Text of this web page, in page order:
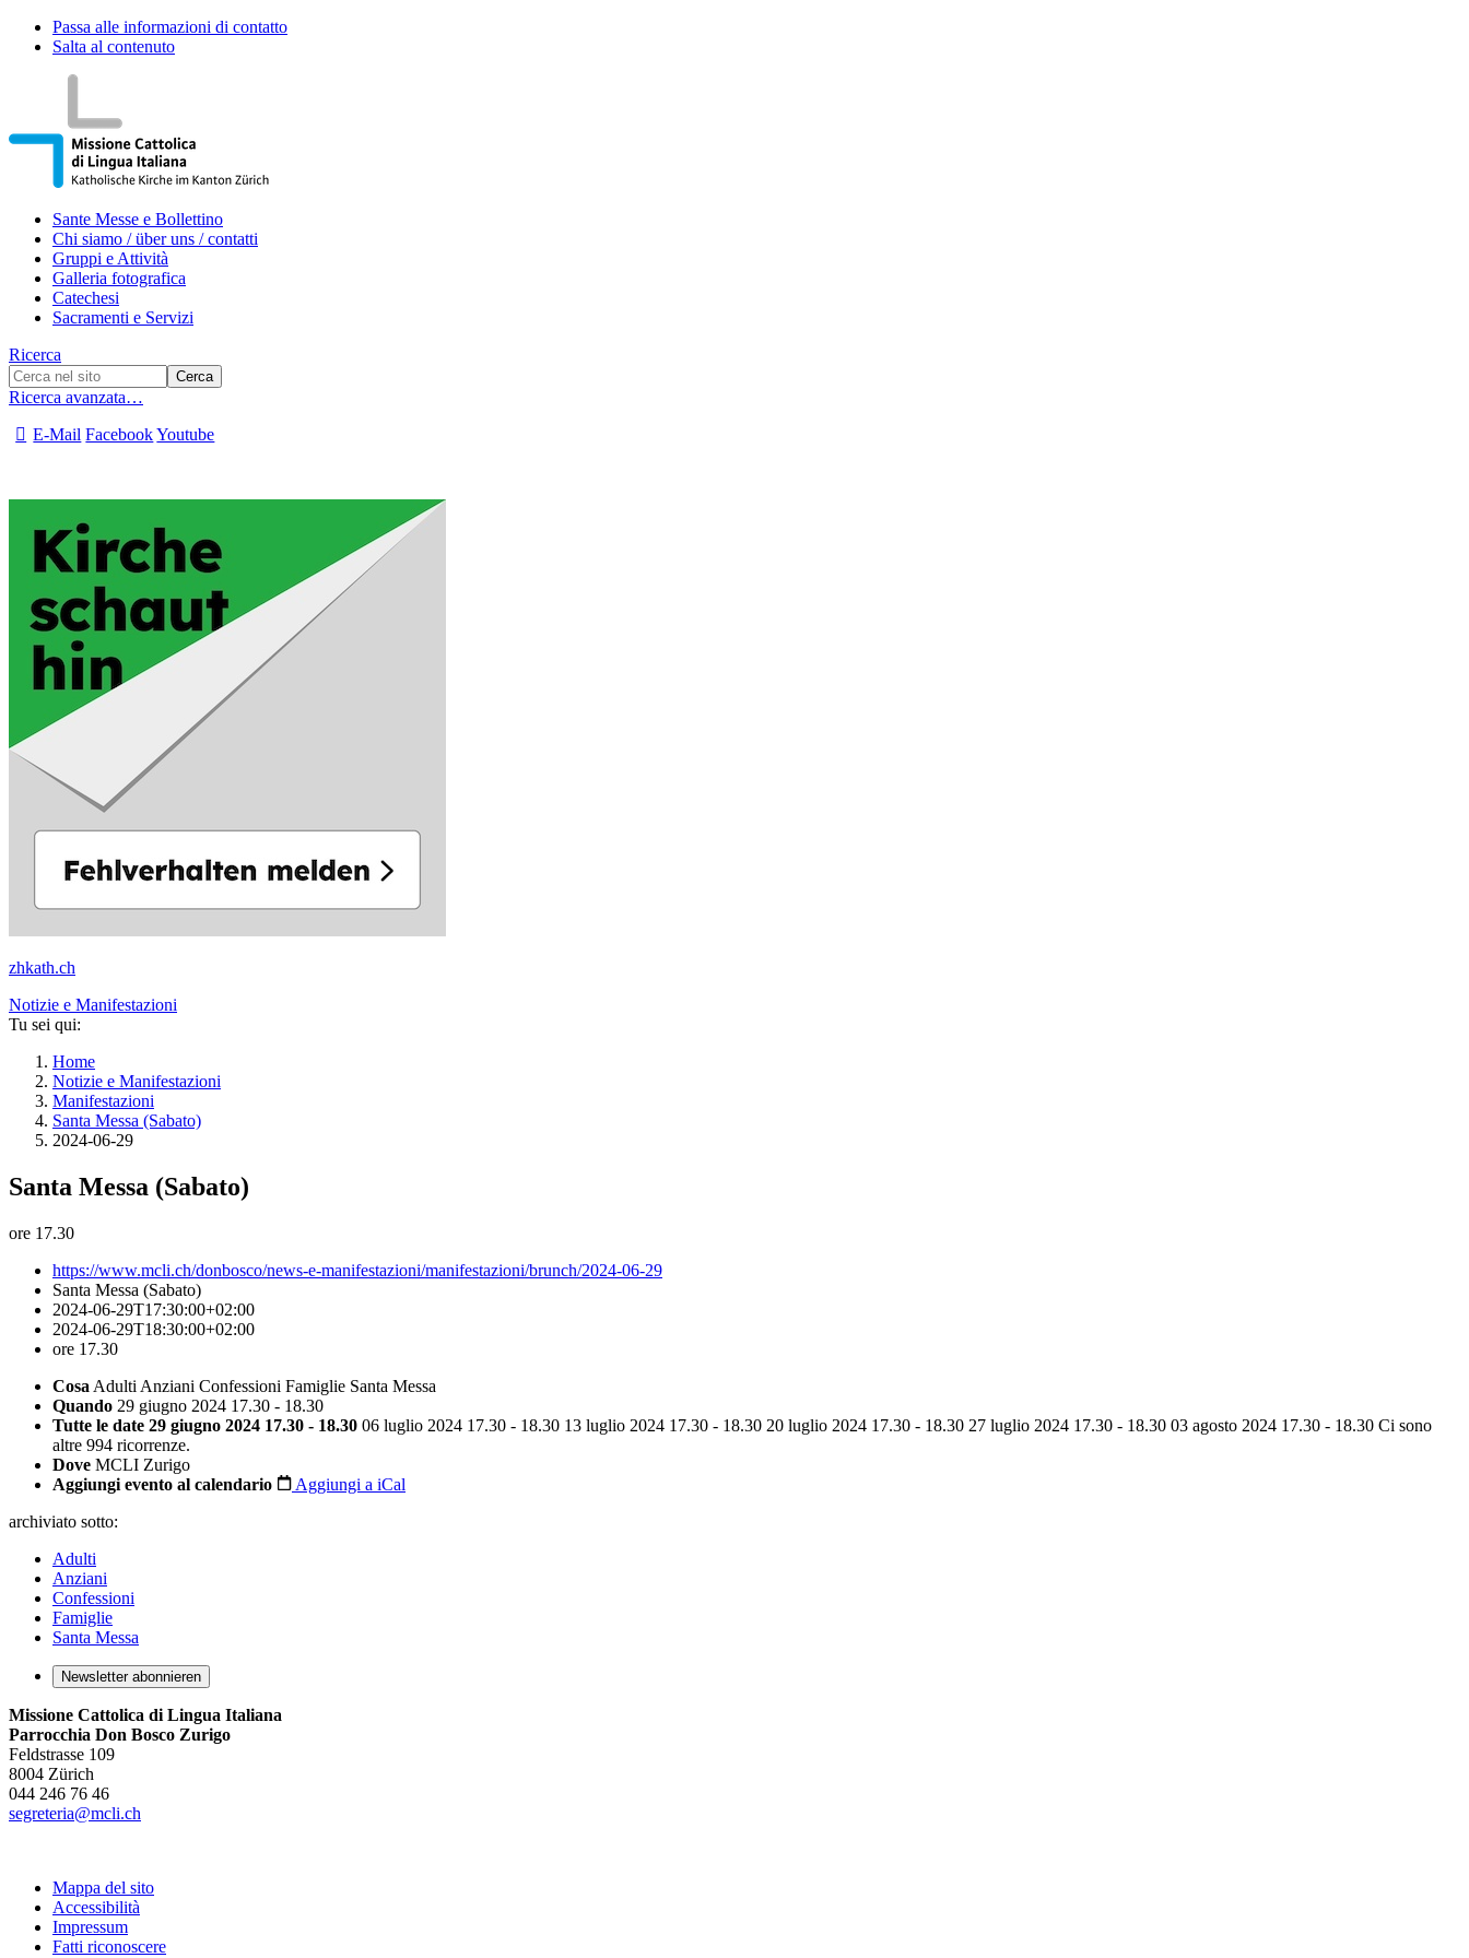
Passa alle informazioni di contatto
Salta al contenuto
Sante Messe e Bollettino
Chi siamo / über uns / contatti
Gruppi e Attività
Galleria fotografica
Catechesi
Sacramenti e Servizi
Ricerca
Ricerca avanzata…
E-Mail FacebookYoutube
zhkath.ch
Notizie e Manifestazioni
Tu sei qui:
Home
Notizie e Manifestazioni
Manifestazioni
Santa Messa (Sabato)
2024-06-29
Santa Messa (Sabato)
ore 17.30
https://www.mcli.ch/donbosco/news-e-manifestazioni/manifestazioni/brunch/2024-06-29
Santa Messa (Sabato)
2024-06-29T17:30:00+02:00
2024-06-29T18:30:00+02:00
ore 17.30
Cosa Adulti Anziani Confessioni Famiglie Santa Messa
Quando 29 giugno 2024 17.30 - 18.30
Tutte le date 29 giugno 2024 17.30 - 18.30 06 luglio 2024 17.30 - 18.30 13 luglio 2024 17.30 - 18.30 20 luglio 2024 17.30 - 18.30 27 luglio 2024 17.30 - 18.30 03 agosto 2024 17.30 - 18.30 Ci sono
altre 994 ricorrenze.
Dove MCLI Zurigo
Aggiungi evento al calendario
Aggiungi a iCal
archiviato sotto:
Adulti
Anziani
Confessioni
Famiglie
Santa Messa
Newsletter abonnieren
Missione Cattolica di Lingua Italiana
Parrocchia Don Bosco Zurigo
Feldstrasse 109
8004 Zürich
044 246 76 46
segreteria@mcli.ch
Mappa del sito
Accessibilità
Impressum
Fatti riconoscere